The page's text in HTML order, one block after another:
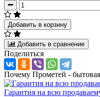
Добавить в корзину
Добавить в сравнение
Поделиться
Почему Прометей -
Гарантия на всю